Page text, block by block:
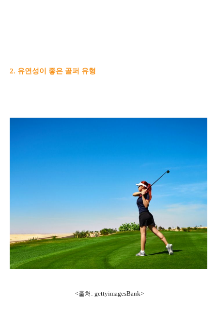
2. 유연성이 좋은 골퍼 유형
<출처: gettyimagesBank>